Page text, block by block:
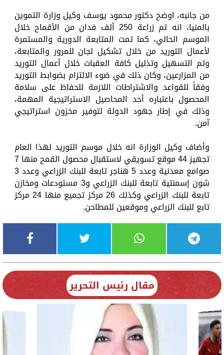
من جانبه، اوضح دكتور محمود يوسف وكيل وزارة التموين
بالمنيا، انه تم زراعة 250 ألف فدان من الأقماح خلال
الموسم الحالي، كما تمت المتابعة الدورية والمستمرة
لأعمال التوريد من خلال تشكيل لجان للمرور والمتابعة،
وتم التسهيل وتذليل كافة العقبات خلال أعمال التوريد
من المزارعين، وكان ذلك في ضوء الالتزام بضوابط التوريد
وفقاً للقواعد والاشتراطات اللازمة للحفاظ على سلامة
المحصول باعتباره أحد المحاصيل الاستراتيجية المهمة،
وذلك في إطار جهود الدولة لتوفير مخزون استراتيجي
آمن.
وأضاف وكيل الوزارة انه خلال موسم التوريد لهذا العام
تجهيز 44 موقع تسويقي لاستقبال محصول القمح منها 7
صوامع معدنية وعدد 5 هناجر تابعة للبنك الزراعي وعدد 3
شون إسمنتية تابعة للبنك الزراعي و3 مستودعات ومخازن
تابعة للبنك الزراعي وكذلك 26 مركز تجميع منها 24 مركز
تابع للبنك الزراعي وموقعين للمطاحن.
مقال رئيس التحرير